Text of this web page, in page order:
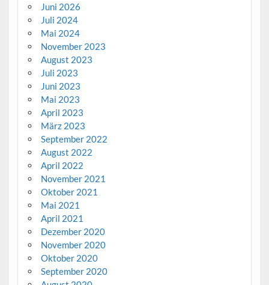
Juni 2026
Juli 2024
Mai 2024
November 2023
August 2023
Juli 2023
Juni 2023
Mai 2023
April 2023
März 2023
September 2022
August 2022
April 2022
November 2021
Oktober 2021
Mai 2021
April 2021
Dezember 2020
November 2020
Oktober 2020
September 2020